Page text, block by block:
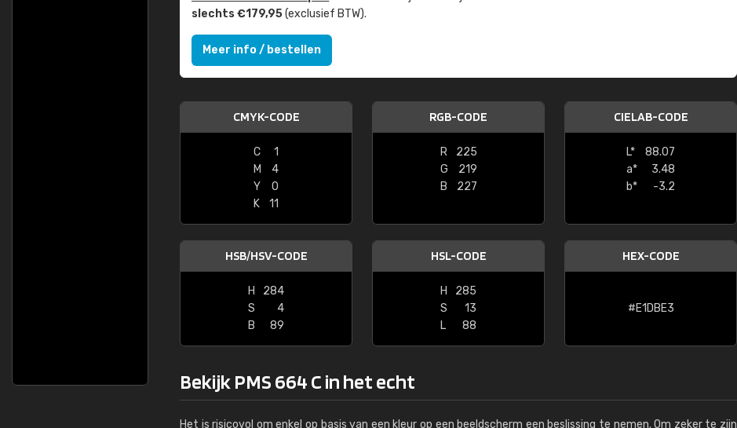
slechts €179,95(exclusief BTW).
Meer info / bestellen
CMYK-CODE
C
1
M
4
Y
0
K
11
RGB-CODE
R
225
G
219
B
227
CIELAB-CODE
L*
88.07
a*
3.48
b*
-3.2
HSB/HSV-CODE
H
284
S
4
B
89
HSL-CODE
H
285
S
13
L
88
HEX-CODE
#E1DBE3
Bekijk PMS 664 C in het echt
Het is risicovol om enkel op basis van een kleur op een beeldscherm een beslissing te nemen. Om zeker te zijn
"Super snelle service en zeer betaalbaar!"